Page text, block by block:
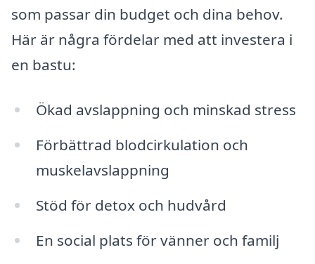
som passar din budget och dina behov.
Här är några fördelar med att investera i
en bastu:
Ökad avslappning och minskad stress
Förbättrad blodcirkulation och
muskelavslappning
Stöd för detox och hudvård
En social plats för vänner och familj